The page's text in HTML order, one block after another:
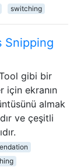
switching
Snipping
gibi bir
için ekranın
almak
ve çeşitli